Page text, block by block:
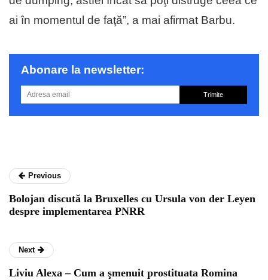
ai în momentul de faţă”, a mai afirmat Barbu.
Abonare la newsletter:
Trimite
Previous
Bolojan discută la Bruxelles cu Ursula von der Leyen
despre implementarea PNRR
Next
Liviu Alexa – Cum a şmenuit prostituata Romina